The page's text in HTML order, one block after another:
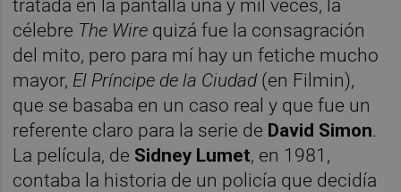
tratada en la pantalla una y mil veces, la
célebre The Wire quizá fue la consagración
del mito, pero para mí hay un fetiche mucho
mayor, El Príncipe de la Ciudad (en Filmin),
que se basaba en un caso real y que fue un
referente claro para la serie de David Simon.
La película, de Sidney Lumet, en 1981,
contaba la historia de un policía que decidía